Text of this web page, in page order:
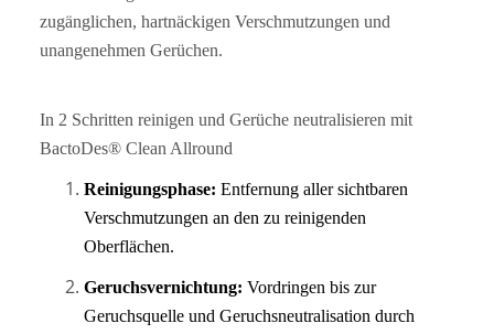
zugänglichen, hartnäckigen Verschmutzungen und
unangenehmen Gerüchen.
In 2 Schritten reinigen und Gerüche neutralisieren mit
BactoDes® Clean Allround
Reinigungsphase: Entfernung aller sichtbaren
Verschmutzungen an den zu reinigenden
Oberflächen.
Geruchsvernichtung: Vordringen bis zur
Geruchsquelle und Geruchsneutralisation durch